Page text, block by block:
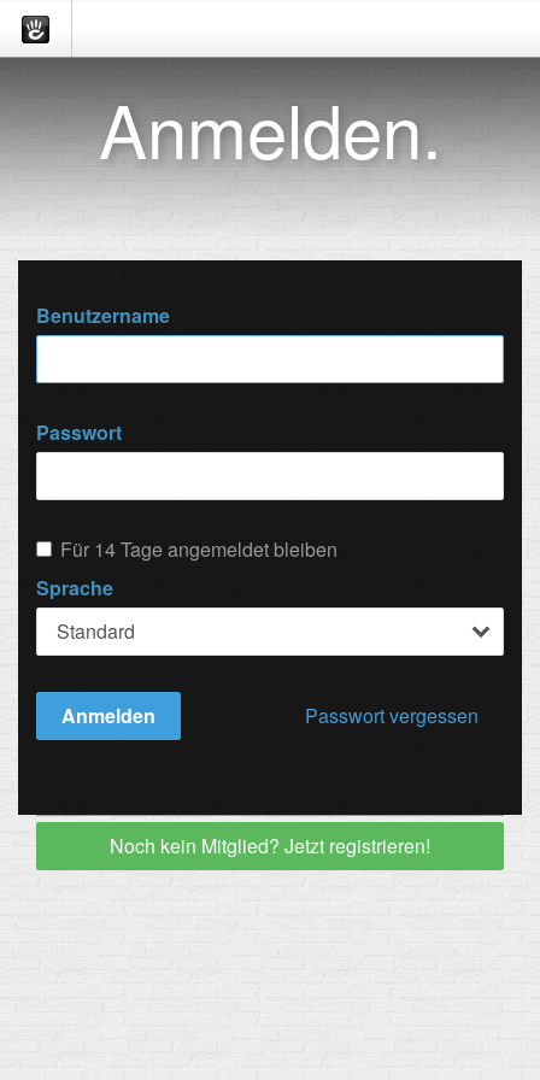
Anmelden.
Benutzername
Passwort
Für 14 Tage angemeldet bleiben
Sprache
Anmelden Passwort vergessen
Noch kein Mitglied? Jetzt registrieren!